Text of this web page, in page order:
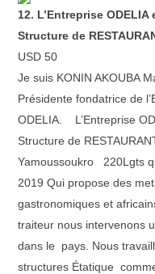
12. L’Entreprise ODELIA
Structure de
USD 50
Je suis KONIN AKOUBA
Présidente fondatrice de
ODELIA. L’Entreprise
Structure de
Yamoussoukro 220Lgts
2019 Qui propose des
gastronomiques et
traiteur nous intervenons
dans le pays. Nous
structures Étatique